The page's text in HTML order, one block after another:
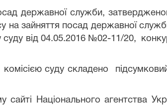
державної служби,
на зайняття посад державної
від 04.05.2016 №02-11/20,
суду складено
Національного агентства